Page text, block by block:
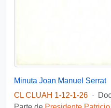
Minuta Joan Manuel Serrat
CL CLUAH 1-12-1-26 ·